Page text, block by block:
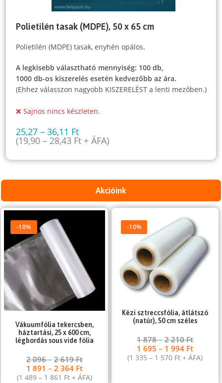
Polietilén tasak (MDPE), 50 x 65 cm
Polietilén (MDPE) tasak, enyhén opálos.
A legkisebb választható mennyiség: 100 db,
1000 db-os kiszerelés esetén kedvezőbb az ára.
(Ehhez válasszon nagyobb KISZERELÉST a lenti mezőben.)
❌ Sajnos nincs készleten.
25,27–36,11 Ft
(19,90– 28,43 Ft + ÁFA)
Akcióink
-10%
Vákuumfólia tekercsben,
háztartási, 25 x 600 cm,
légbordás sous vide fólia
2 096–2 619Ft
1 891–2 364 Ft
(1 489– 1 861 Ft + ÁFA)
-10%
Kézi sztreccsfólia, átlátszó
(natúr), 50 cm széles
1 878– 2 210Ft
1 695 – 1 994 Ft
(1 335 – 1 570 Ft+ ÁFA)